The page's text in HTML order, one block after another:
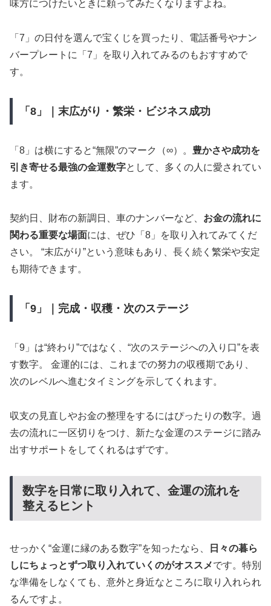
味方につけたいときに頼ってみたくなりますよね。
「7」の日付を選んで宝くじを買ったり、電話番号やナン
バープレートに「7」を取り入れてみるのもおすすめで
す。
「8」｜末広がり・繁栄・ビジネス成功
「8」は横にすると“無限”のマーク（∞）。 豊かさや成功を
引き寄せる最強の金運数字として、多くの人に愛されてい
ます。
契約日、財布の新調日、車のナンバーなど、 お金の流れに
関わる重要な場面には、ぜひ「8」を取り入れてみてくだ
さい。 “末広がり”という意味もあり、長く続く繁栄や安定
も期待できます。
「9」｜完成・収穫・次のステージ
「9」は“終わり”ではなく、“次のステージへの入り口”を表
す数字。 金運的には、これまでの努力の収穫期であり、
次のレベルへ進むタイミングを示してくれます。
収支の見直しやお金の整理をするにはぴったりの数字。過
去の流れに一区切りをつけ、新たな金運のステージに踏み
出すサポートをしてくれるはずです。
数字を日常に取り入れて、金運の流れを
整えるヒント
せっかく“金運に縁のある数字”を知ったなら、
日々の暮ら
しにちょっとずつ取り入れていくのがオススメです。特別
な準備をしなくても、意外と身近なところに取り入れられ
るんですよ。